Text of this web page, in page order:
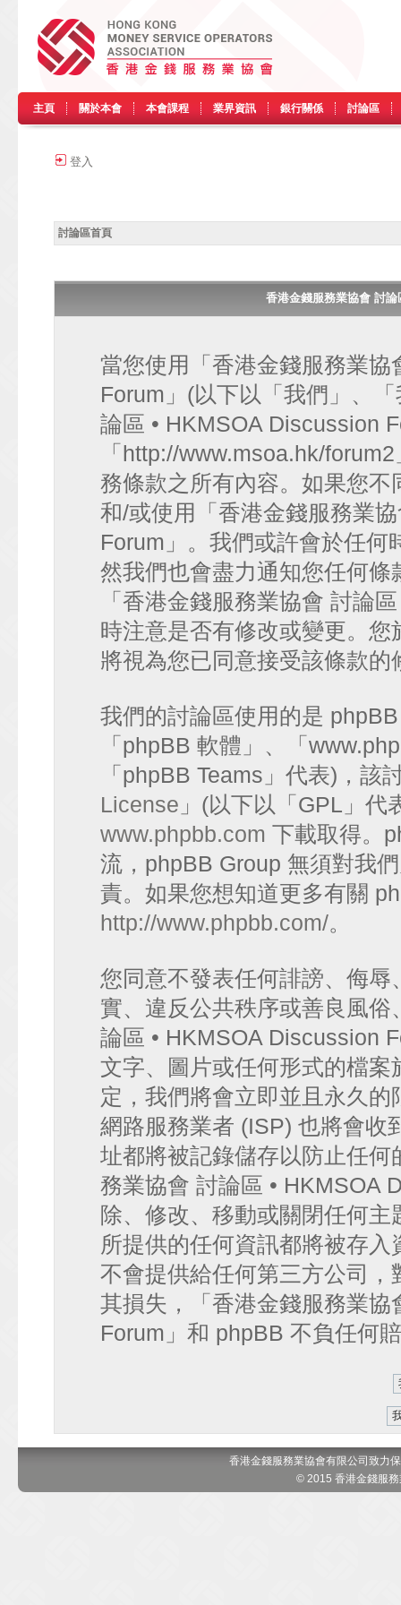
主頁 關於本會 本會課程 業界資訊 銀行關係 討論區
登入
討論區首頁
香港金錢服務業協會 討
當您使用「香港金錢服務業
Forum」(以下以「我們」、
論區 • HKMSOA Discussion
「http://www.msoa.hk/
務條款之所有內容。如果您
和/或使用「香港金錢服務業
Forum」。我們或許會於任何
然我們也會盡力通知您任何
「香港金錢服務業協會 討論
時注意是否有修改或變更。
將視為您已同意接受該條款的
我們的討論區使用的是
「phpBB 軟體」、「
「phpBB Teams」代表)，該
License 」(以下以「GPL」代
www.phpbb.com 下載取得。
流，phpBB Group 無須對我
責。如果您想知道更多有關
http://www.phpbb.com/。
您同意不發表任何誹謗、侮
實、違反公共秩序或善良風
論區 • HKMSOA Discussion
文字、圖片或任何形式的檔
定，我們將會立即並且永久
網路服務業者 (ISP) 也將會收
址都將被記錄儲存以防止任
務業協會 討論區 • HKMSOA
除、修改、移動或關閉任何
所提供的任何資訊都將被存
不會提供給任何第三方公司
其損失，「香港金錢服務業
Forum」和 phpBB 不負任何
香港金錢服務業協會有限公司致力
© 2015 香港金錢服